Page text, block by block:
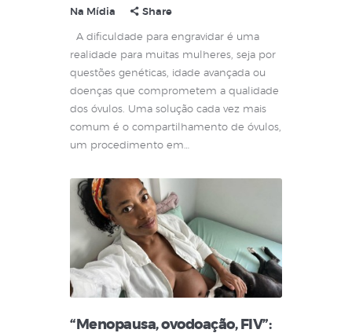
Na Mídia Share
A dificuldade para engravidar é uma
realidade para muitas mulheres, seja por
questões genéticas, idade avançada ou
doenças que comprometem a qualidade
dos óvulos. Uma solução cada vez mais
comum é o compartilhamento de óvulos,
um procedimento em…
“Menopausa, ovodoação, FIV”: